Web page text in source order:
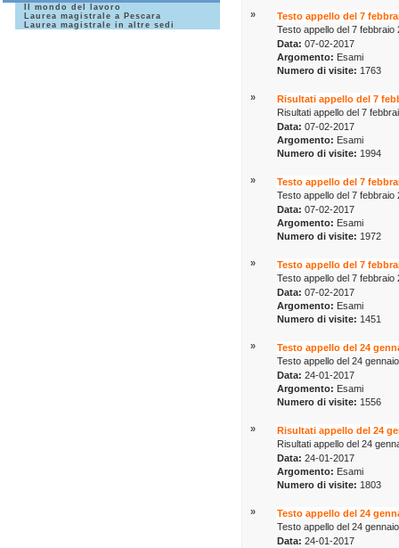
Il mondo del lavoro
Laurea magistrale a Pescara
Laurea magistrale in altre sedi
»
Testo appello del 7
Testo appello del 7 febbraio
Data: 07-02-2017
Argomento: Esami
Numero di visite: 1763
»
Risultati appello del 7
Risultati appello del 7
Data: 07-02-2017
Argomento: Esami
Numero di visite: 1994
»
Testo appello del 7
Testo appello del 7 febbraio
Data: 07-02-2017
Argomento: Esami
Numero di visite: 1972
»
Testo appello del 7
Testo appello del 7 febbraio
Data: 07-02-2017
Argomento: Esami
Numero di visite: 1451
»
Testo appello del 24
Testo appello del 24
Data: 24-01-2017
Argomento: Esami
Numero di visite: 1556
»
Risultati appello del 24
Risultati appello del 24
Data: 24-01-2017
Argomento: Esami
Numero di visite: 1803
»
Testo appello del 24
Testo appello del 24
Data: 24-01-2017